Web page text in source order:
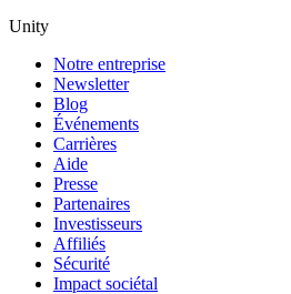
Unity
Notre entreprise
Newsletter
Blog
Événements
Carrières
Aide
Presse
Partenaires
Investisseurs
Affiliés
Sécurité
Impact sociétal